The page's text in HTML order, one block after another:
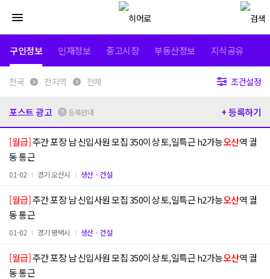
구인정보 인재정보 중고시장 부동산정보 지식공유
전국 전지역 전체 조건설정
포스트 광고 등록안내 + 등록하기
[월급]주간 포장 남 신입사원 모집 350이상 토,일특근 h2가능오산역 궐
동 통근
01-02 경기 오산시 생산ㆍ건설
[월급]주간 포장 남 신입사원 모집 350이상 토,일특근 h2가능오산역 궐
동 통근
01-02 경기 평택시 생산ㆍ건설
[월급]주간 포장 남 신입사원 모집 350이상 토,일특근 h2가능오산역 궐
동 통근